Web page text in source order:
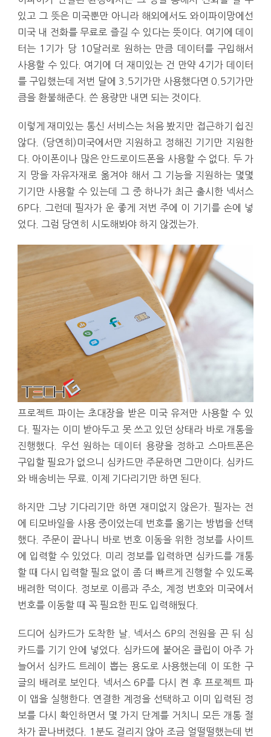
있고 그 뜻은 미국뿐만 아니라 해외에서도 와이파이망에선
미국 내 전화를 무료로 즐길 수 있다는 뜻이다. 여기에 데이
터는 1기가 당 10달러로 원하는 만큼 데이터를 구입해서
사용할 수 있다. 여기에 더 재미있는 건 만약 4기가 데이터
를 구입했는데 저번 달에 3.5기가만 사용했다면 0.5기가만
큼을 환불해준다. 쓴 용량만 내면 되는 것이다.
이렇게 재미있는 통신 서비스는 처음 봤지만 접근하기 쉽진
않다. (당연히)미국에서만 지원하고 정해진 기기만 지원한
다. 아이폰이나 많은 안드로이드폰을 사용할 수 없다. 두 가
지 망을 자유자재로 옮겨야 해서 그 기능을 지원하는 몇몇
기기만 사용할 수 있는데 그 중 하나가 최근 출시한 넥서스
6P다. 그런데 필자가 운 좋게 저번 주에 이 기기를 손에 넣
었다. 그럼 당연히 시도해봐야 하지 않겠는가.
프로젝트 파이는 초대장을 받은 미국 유저만 사용할 수 있
다. 필자는 이미 받아두고 못 쓰고 있던 상태라 바로 개통을
진행했다. 우선 원하는 데이터 용량을 정하고 스마트폰은
구입할 필요가 없으니 심카드만 주문하면 그만이다. 심카드
와 배송비는 무료. 이제 기다리기만 하면 된다.
하지만 그냥 기다리기만 하면 재미없지 않은가. 필자는 전
에 티모바일을 사용 중이었는데 번호를 옮기는 방법을 선택
했다. 주문이 끝나니 바로 번호 이동을 위한 정보를 사이트
에 입력할 수 있었다. 미리 정보를 입력하면 심카드를 개통
할 때 다시 입력할 필요 없이 좀 더 빠르게 진행할 수 있도록
배려한 덕이다. 정보로 이름과 주소, 계정 번호와 미국에서
번호를 이동할 때 꼭 필요한 핀도 입력해뒀다.
드디어 심카드가 도착한 날. 넥서스 6P의 전원을 끈 뒤 심
카드를 기기 안에 넣었다. 심카드에 붙어온 클립이 아주 가
늘어서 심카드 트레이 뽑는 용도로 사용했는데 이 또한 구
글의 배려로 보인다. 넥서스 6P를 다시 켠 후 프로젝트 파
이 앱을 실행한다. 연결한 계정을 선택하고 이미 입력된 정
보를 다시 확인하면서 몇 가지 단계를 거치니 모든 개통 절
차가 끝나버렸다. 1분도 걸리지 않아 조금 얼떨떨했는데 번